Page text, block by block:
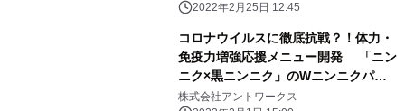
ンを乗り切ろう！
2022年2月25日 12:45
コロナウイルスに徹底抗戦？！体力・
免疫力増強応援メニュー開発 「ニン
ニク×黒ニンニク」のWニンニクパワ
ーでスタミナをつけよう 2月1日(火)全
株式会社アントワークス